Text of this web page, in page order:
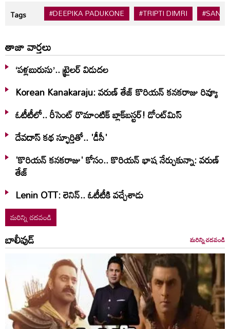
Tags #DEEPIKA PADUKONE #TRIPTI DIMRI
తాజా వార్తలు
‘పళ్లబురుసు’.. ట్రైలర్ విడుదల
Korean Kanakaraju: వరుణ్ తేజ్ కొరియన్‌ కనకరాజు రివ్యూ
ఓటీటీలో.. రీసెంట్ రొమాంటిక్‌ బ్లాక్‌బ‌స్ట‌ర్‌! డోంట్‌మిస్‌
దేవదాస్ కథ స్ఫూర్తితో.. 'డీసీ'
'కొరియన్ కనకరాజు' కోసం.. కొరియన్ భాష నేర్చుకున్నా: వరుణ్
తేజ్
Lenin OTT: లెనిన్.. ఓటీటీకి వ‌చ్చేశాడు
మరిన్ని చదవండి
బాలీవుడ్ మరిన్ని చదవండి